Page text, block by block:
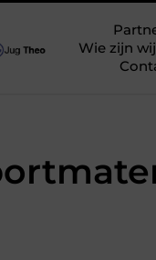
Wie zijn